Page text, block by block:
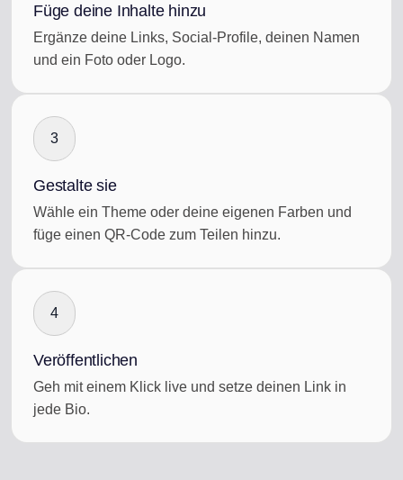
Füge deine Inhalte hinzu
Ergänze deine Links, Social-Profile, deinen Namen
und ein Foto oder Logo.
3
Gestalte sie
Wähle ein Theme oder deine eigenen Farben und
füge einen QR-Code zum Teilen hinzu.
4
Veröffentlichen
Geh mit einem Klick live und setze deinen Link in
jede Bio.